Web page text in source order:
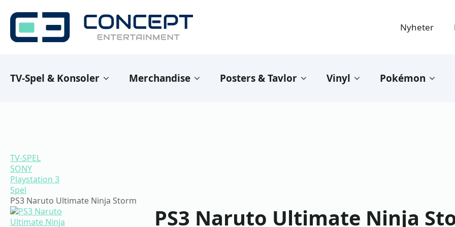
Nyheter
TV-Spel & Konsoler Merchandise Posters & Tavlor Vinyl Pokémon
TV-SPEL
SONY
Playstation 3
Spel
PS3 Naruto Ultimate Ninja Storm
PS3 Naruto Ultimate Ninja